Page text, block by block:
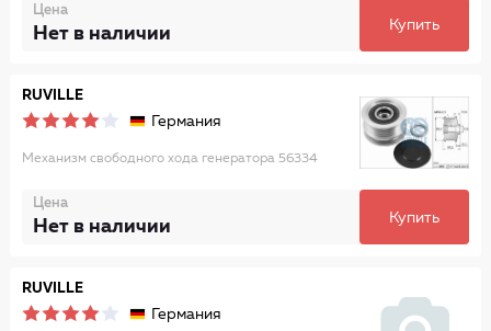
Цена
Нет в наличии Купить
RUVILLE
Германия
Механизм свободного хода генератора 56334
Цена
Нет в наличии Купить
RUVILLE
Германия